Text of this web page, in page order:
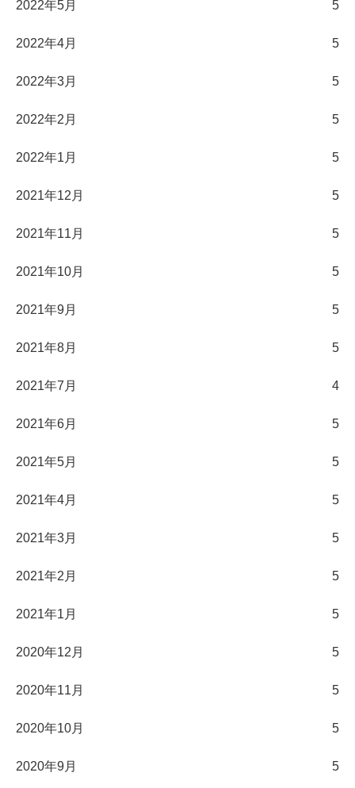
2022年5月 5
2022年4月 5
2022年3月 5
2022年2月 5
2022年1月 5
2021年12月 5
2021年11月 5
2021年10月 5
2021年9月 5
2021年8月 5
2021年7月 4
2021年6月 5
2021年5月 5
2021年4月 5
2021年3月 5
2021年2月 5
2021年1月 5
2020年12月 5
2020年11月 5
2020年10月 5
2020年9月 5